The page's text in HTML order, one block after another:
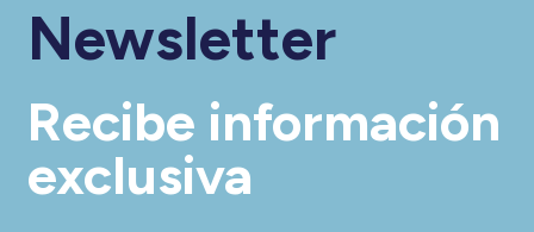
Newsletter
Recibe información
exclusiva